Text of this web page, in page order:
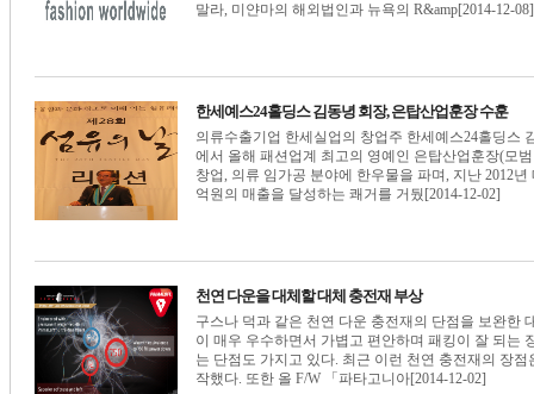
말라, 미얀마의 해외법인과 뉴욕의 R&amp[2014-12-08]
한세예스24홀딩스 김동녕 회장, 은탑산업훈장 수훈
의류수출기업 한세실업의 창업주 한세예스24홀딩스
에서 올해 패션업계 최고의 영예인 은탑산업훈장(모
창업, 의류 임가공 분야에 한우물을 파며, 지난 2012
억원의 매출을 달성하는 쾌거를 거뒀[2014-12-02]
천연 다운을 대체할 대체 충전재 부상
구스나 덕과 같은 천연 다운 충전재의 단점을 보완한
이 매우 우수하면서 가볍고 편안하며 패킹이 잘 되는
는 단점도 가지고 있다. 최근 이런 천연 충전재의 장
작했다. 또한 올 F/W 「파타고니아[2014-12-02]